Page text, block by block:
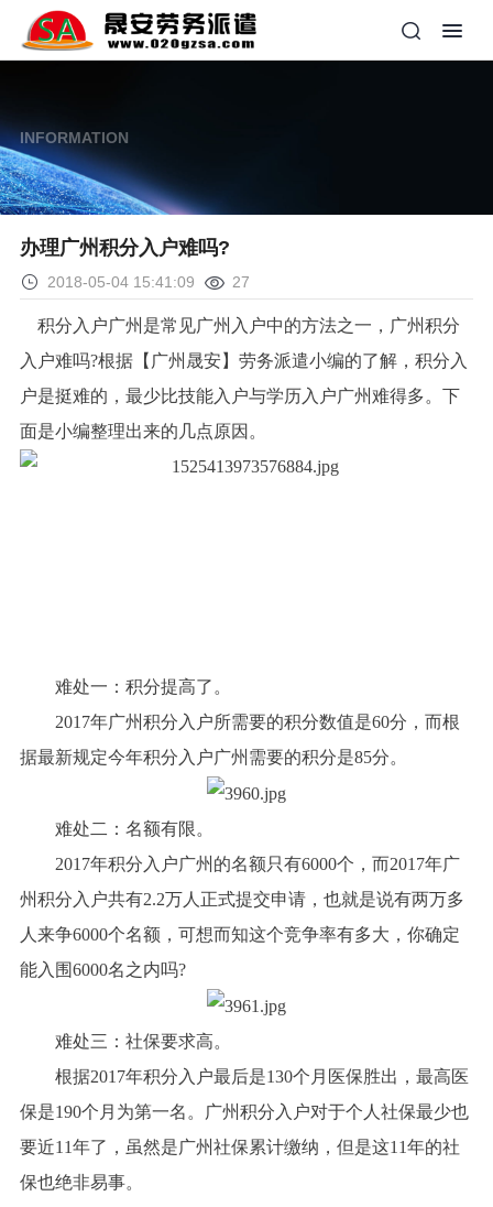
INFORMATION
办理广州积分入户难吗?
2018-05-04 15:41:09 27
积分入户广州是常见广州入户中的方法之一，广州积分
入户难吗?根据【广州晟安】劳务派遣小编的了解，积分入
户是挺难的，最少比技能入户与学历入户广州难得多。下
面是小编整理出来的几点原因。
难处一：积分提高了。
2017年广州积分入户所需要的积分数值是60分，而根
据最新规定今年积分入户广州需要的积分是85分。
难处二：名额有限。
2017年积分入户广州的名额只有6000个，而2017年广
州积分入户共有2.2万人正式提交申请，也就是说有两万多
人来争6000个名额，可想而知这个竞争率有多大，你确定
能入围6000名之内吗?
难处三：社保要求高。
根据2017年积分入户最后是130个月医保胜出，最高医
保是190个月为第一名。广州积分入户对于个人社保最少也
要近11年了，虽然是广州社保累计缴纳，但是这11年的社
保也绝非易事。